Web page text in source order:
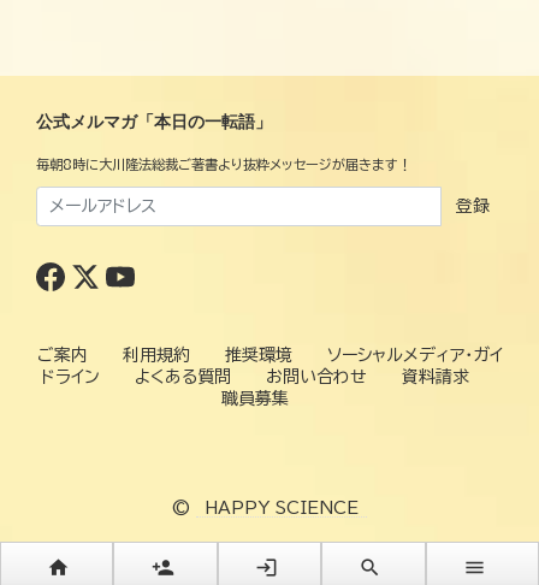
公式メルマガ「本日の一転語」
毎朝8時に大川隆法総裁ご著書より抜粋メッセージが届きます！
登録
ご案内 利用規約 推奨環境
ソーシャルメディア・ガイ
ドライン
よくある質問 お問い合わせ
資料請求
職員募集
© HAPPY SCIENCE
home person_add login search menu